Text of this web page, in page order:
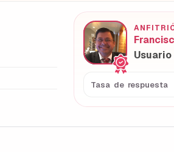
Tasa de respuesta